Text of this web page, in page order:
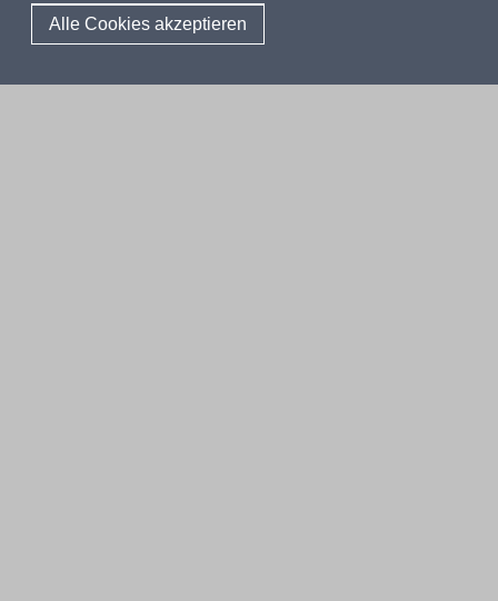
Alle Cookies akzeptieren
KI:EB
© 2026 QUA-LiS
Fußzeile
Impressum Datenschutzerklärung